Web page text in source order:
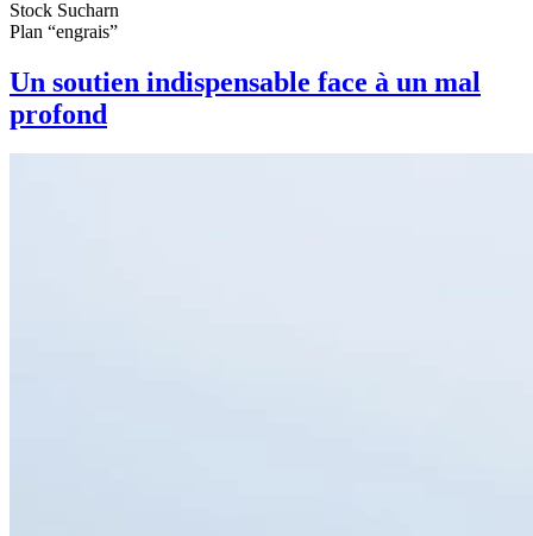
Stock Sucharn
Plan “engrais”
Un soutien indispensable face à un mal
profond